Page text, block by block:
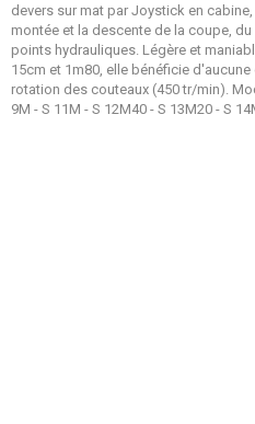
devers sur mat par Joystick en
montée et la descente de la coupe,
points hydrauliques. Légère et
15cm et 1m80, elle bénéficie
rotation des couteaux (450 tr/min).
9M - S 11M - S 12M40 - S 13M20 - S